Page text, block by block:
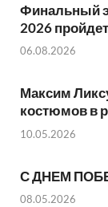
Финальный
2026
06.08.2026
Максим
костюмов в
10.05.2026
С ДНЕМ
08.05.2026